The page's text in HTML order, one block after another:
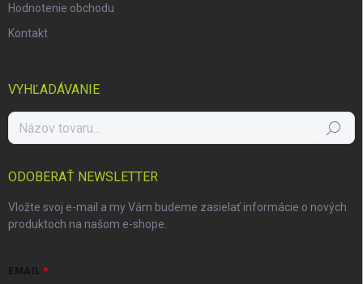
Hodnotenie obchodu
Kontakt
VYHĽADÁVANIE
Hľadať
ODOBERAŤ NEWSLETTER
Vložte svoj e-mail a my Vám budeme zasielať informácie o nových
produktoch na našom e-shope.
EMAIL